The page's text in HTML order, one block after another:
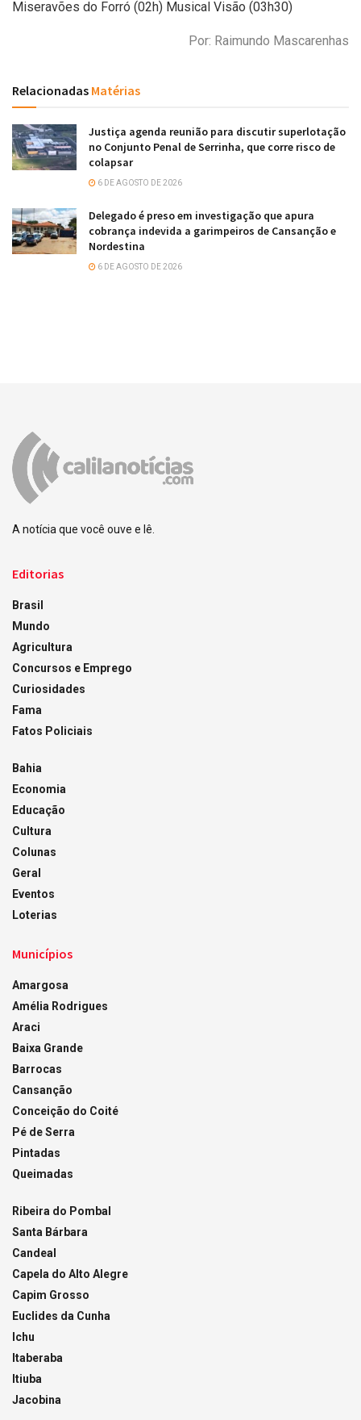
Miseravões do Forró (02h) Musical Visão (03h30)
Por: Raimundo Mascarenhas
Relacionadas Matérias
Justiça agenda reunião para discutir superlotação
no Conjunto Penal de Serrinha, que corre risco de
colapsar
6 DE AGOSTO DE 2026
Delegado é preso em investigação que apura
cobrança indevida a garimpeiros de Cansanção e
Nordestina
6 DE AGOSTO DE 2026
A notícia que você ouve e lê.
Editorias
Brasil
Mundo
Agricultura
Concursos e Emprego
Curiosidades
Fama
Fatos Policiais
Bahia
Economia
Educação
Cultura
Colunas
Geral
Eventos
Loterias
Municípios
Amargosa
Amélia Rodrigues
Araci
Baixa Grande
Barrocas
Cansanção
Conceição do Coité
Pé de Serra
Pintadas
Queimadas
Ribeira do Pombal
Santa Bárbara
Candeal
Capela do Alto Alegre
Capim Grosso
Euclides da Cunha
Ichu
Itaberaba
Itiuba
Jacobina